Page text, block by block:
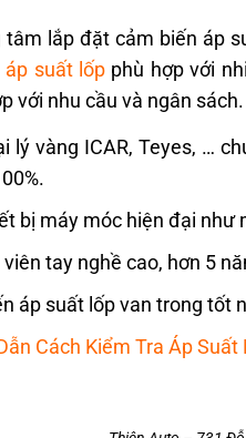
lắp đặt cảm biến áp
áp suất lốp phù hợp với
với nhu cầu và ngân sách.
lý vàng ICAR, Teyes, …
bị máy móc hiện đại như
tay nghề cao, hơn 5
áp suất lốp van trong tốt
Cách Kiểm Tra Áp Suất